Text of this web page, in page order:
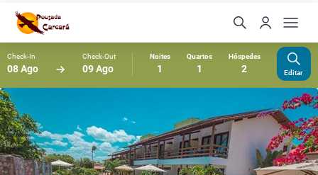
Check-In
08 Ago
Check-Out
09 Ago
Noites
1
Quartos
1
Hóspedes
2 Editar